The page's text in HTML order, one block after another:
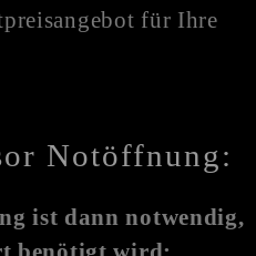
für Ihre
Notöffnung:
ist dann notwendig,